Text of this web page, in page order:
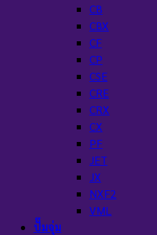
CB
CBX
CF
CP
CSE
CRE
CRX
CX
PF
JET
JX
NXF2
VML
ปั๊มจุ่ม